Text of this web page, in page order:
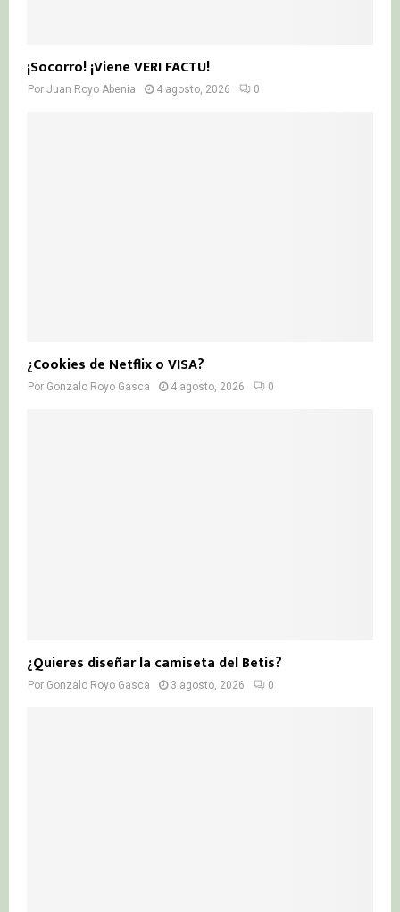
¡Socorro! ¡Viene VERI FACTU!
Por Juan Royo Abenia 4 agosto, 2026 0
¿Cookies de Netflix o VISA?
Por Gonzalo Royo Gasca 4 agosto, 2026 0
¿Quieres diseñar la camiseta del Betis?
Por Gonzalo Royo Gasca 3 agosto, 2026 0